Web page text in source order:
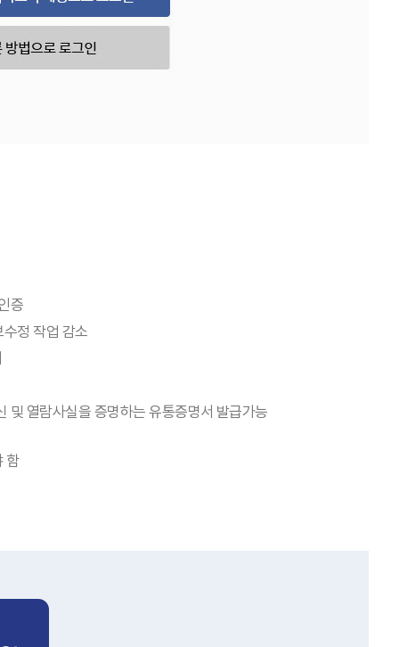
증
정 작업 감소
및 열람사실을 증명하는 유통증명서 발급가능
함